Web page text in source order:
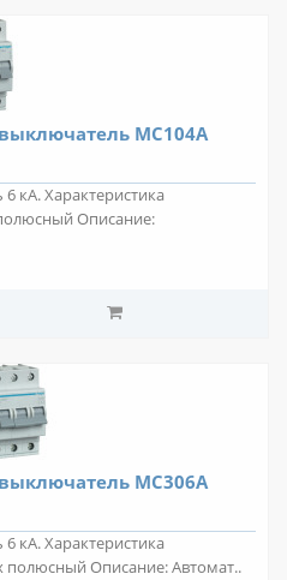
MС104A
кА. Характеристика
Описание:
MС306A
кА. Характеристика
полюсный Описание: Автомат..